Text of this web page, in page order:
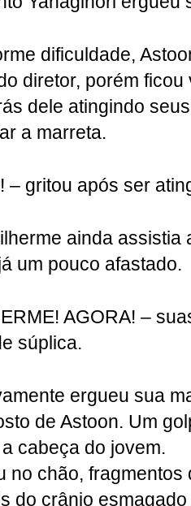
dificuldade,
diretor, porém
dele atingindo
a marreta.
– gritou após ser
ainda assistia
um pouco afastado.
AGORA! –
súplica.
ergueu sua
de Astoon. Um
cabeça do jovem.
no chão,
do crânio